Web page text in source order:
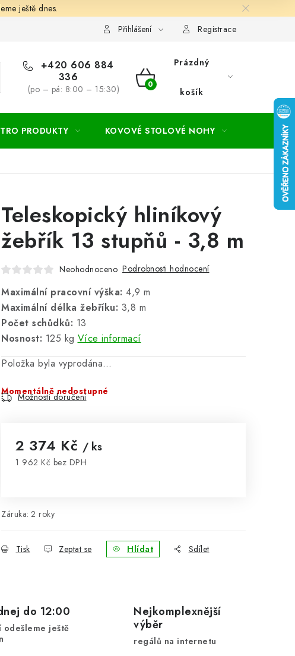
ještě dnes.
Obchodní a dodací podmínky Ochrana osobních údajú
Přihlášení Registrace
+420 606 884
336
(po – pá: 8:00 – 15:30)
NÁKUPNÍ
Prázdný
košík
PRODUKTY KOVOVÉ STOLOVÉ NOHY
Teleskopický hliníkový
žebřík 13 stupňů - 3,8 m
Neohodnoceno Podrobnosti hodnocení
Maximální pracovní výška: 4,9 m
Maximální délka žebříku: 3,8 m
Počet schůdků: 13
Nosnost: 125 kg Více informací
Položka byla vyprodána…
Momentálně nedostupné
Možnosti doručení
2 374 Kč / ks
1 962 Kč bez DPH
Záruka: 2 roky
Tisk Zeptat se Hlídat Sdílet
do 12:00
odešleme ještě
Nejkomplexnější
výběr
regálů na internetu